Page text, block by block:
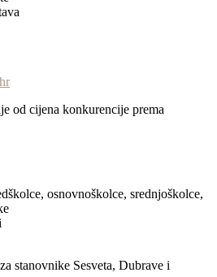
od cijena konkurencije prema
osnovnoškolce, srednjoškolce,
stanovnike Sesveta, Dubrave i